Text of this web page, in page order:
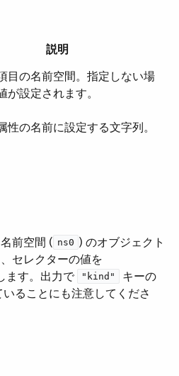
説明
目の名前空間。指定しない場
が設定されます。
性の名前に設定する文字列。
前空間 (​ ns0 ​) のオブジェクト
セレクターの値を
ます。出力で "kind"
​ キーの
いることにも注意してくださ